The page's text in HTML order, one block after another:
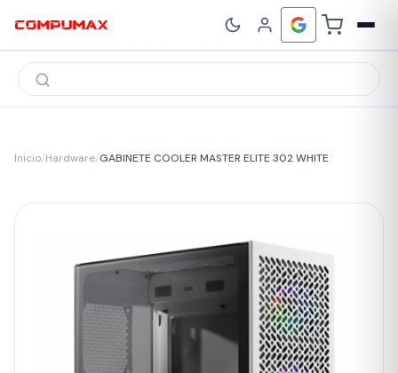
Búsqueda
de
productos
Inicio/Hardware/GABINETE COOLER MASTER ELITE 302 WHITE